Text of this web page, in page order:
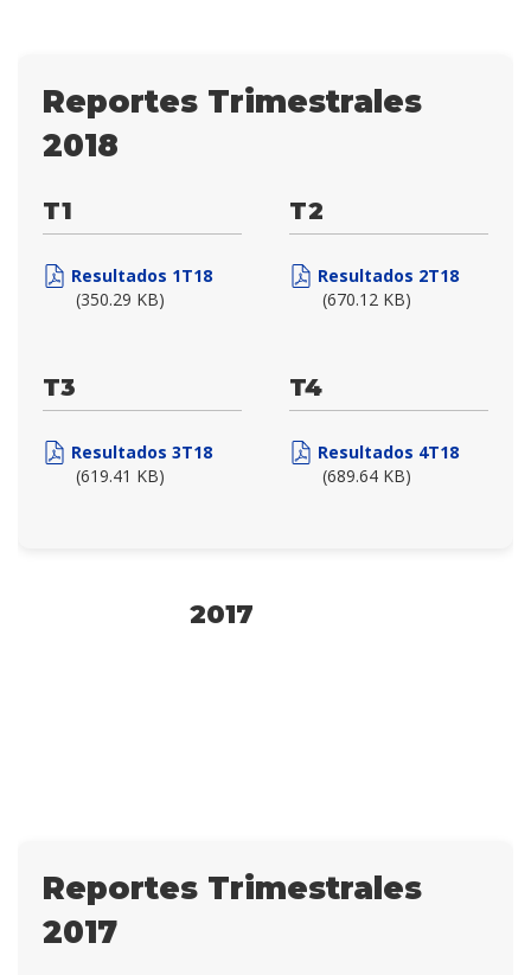
Reportes Trimestrales
2018
T1
Resultados 1T18
(350.29 KB)
T2
Resultados 2T18
(670.12 KB)
T3
Resultados 3T18
(619.41 KB)
T4
Resultados 4T18
(689.64 KB)
2017
Reportes Trimestrales
2017